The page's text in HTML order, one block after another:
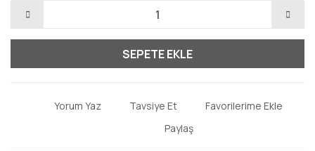
SEPETE EKLE
Yorum Yaz
Tavsiye Et
Paylaş